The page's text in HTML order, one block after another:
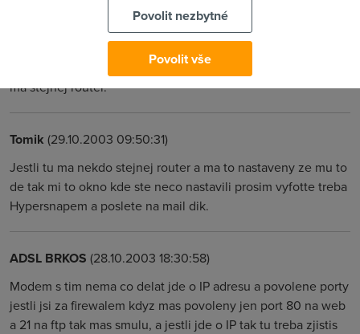
(29.10.2003 09:44:32)
No to prave vim ale kde to nastavit u tohohle modemu je
tam toho hrozne moc.Nejlepsi by bylo jestli je tu nekdo kdo
ma stejnej router.
Tomik (29.10.2003 09:50:31)
Jestli tu ma nekdo stejnej router a ma to nastaveny ze mu to
de tak mi to okno kde ste neco nastavili prosim vyfotte treba
Hypersnapem a poslete na mail dik.
ADSL BRKOS (28.10.2003 18:30:58)
Modem s tim nema co delat jde o IP adresu a povolene porty
jestli jsi za firewalem kdyz mas povoleny jen port 80 na web
a 21 na ftp tak mas smulu, a jestli jde o IP tak tu treba zjistis
Povolit nezbytné
Povolit vše